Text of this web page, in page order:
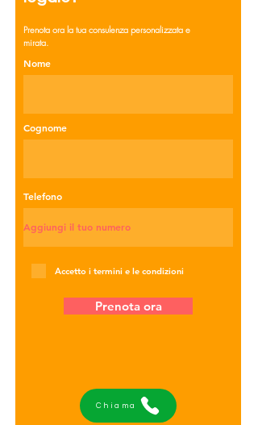
Prenota ora la tua consulenza personalizzata e
mirata.
Nome
Cognome
Telefono
Accetto i termini e le condizioni
Prenota ora
Chiama